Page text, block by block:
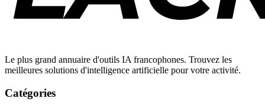
Le plus grand annuaire d'outils IA francophones. Trouvez les
meilleures solutions d'intelligence artificielle pour votre activité.
Catégories